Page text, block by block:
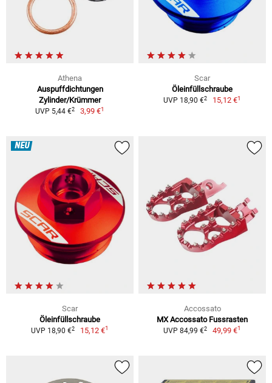
Athena
Auspuffdichtungen
Zylinder/Krümmer
UVP 5,44 €2 3,99 €1
Scar
Öleinfüllschraube
UVP 18,90 €2 15,12 €1
NEU
Scar
Öleinfüllschraube
UVP 18,90 €2 15,12 €1
Accossato
MX Accossato Fussrasten
UVP 84,99 €2 49,99 €1